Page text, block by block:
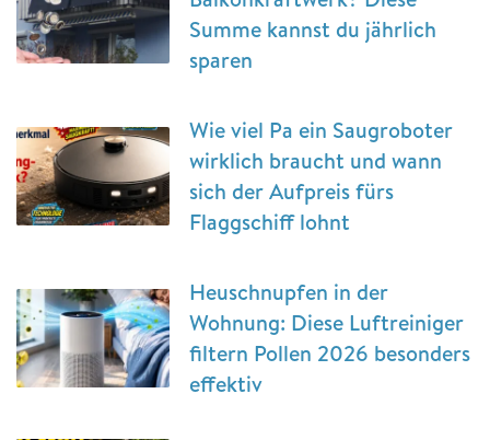
Summe kannst du jährlich
sparen
Wie viel Pa ein Saugroboter
wirklich braucht und wann
sich der Aufpreis fürs
Flaggschiff lohnt
Heuschnupfen in der
Wohnung: Diese Luftreiniger
filtern Pollen 2026 besonders
effektiv